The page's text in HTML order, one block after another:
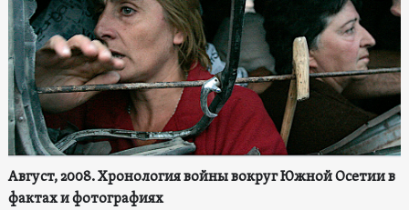
Август, 2008. Хронология войны вокруг Южной Осетии в
фактах и фотографиях